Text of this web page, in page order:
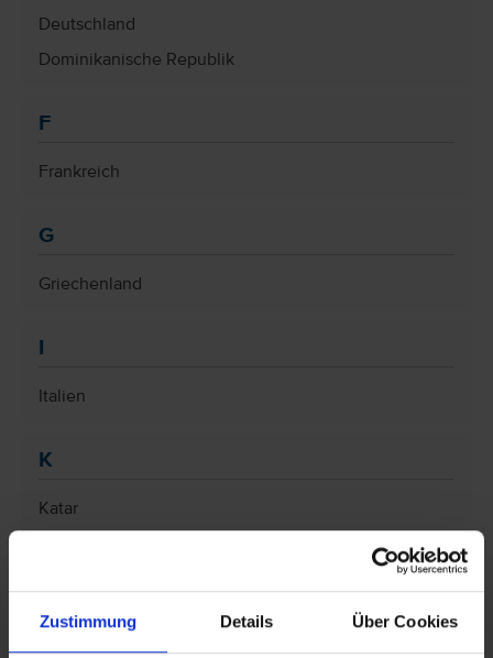
Zustimmung Details Über Cookies
Deutschland
Dominikanische Republik
F
Frankreich
G
Griechenland
I
Italien
K
Katar